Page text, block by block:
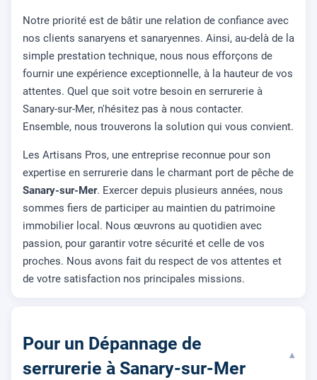
Notre priorité est de bâtir une relation de confiance avec
nos clients sanaryens et sanaryennes. Ainsi, au-delà de la
simple prestation technique, nous nous efforçons de
fournir une expérience exceptionnelle, à la hauteur de vos
attentes. Quel que soit votre besoin en serrurerie à
Sanary-sur-Mer, n'hésitez pas à nous contacter.
Ensemble, nous trouverons la solution qui vous convient.
Les Artisans Pros, une entreprise reconnue pour son
expertise en serrurerie dans le charmant port de pêche de
Sanary-sur-Mer. Exercer depuis plusieurs années, nous
sommes fiers de participer au maintien du patrimoine
immobilier local. Nous œuvrons au quotidien avec
passion, pour garantir votre sécurité et celle de vos
proches. Nous avons fait du respect de vos attentes et
de votre satisfaction nos principales missions.
Pour un Dépannage de
serrurerie à Sanary-sur-Mer
▾